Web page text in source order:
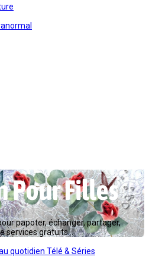
papoter, échanger, partager,
services gratuits...
quotidien Télé & Séries